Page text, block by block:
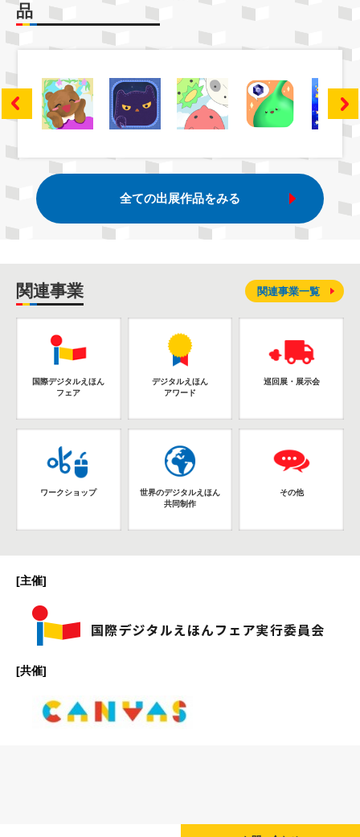
品
全ての出展作品をみる
関連事業
国際デジタルえほん
フェア
デジタルえほん
アワード
巡回展・展示会
ワークショップ
世界のデジタルえほん
共同制作
その他
関連事業一覧
[主催]
[共催]